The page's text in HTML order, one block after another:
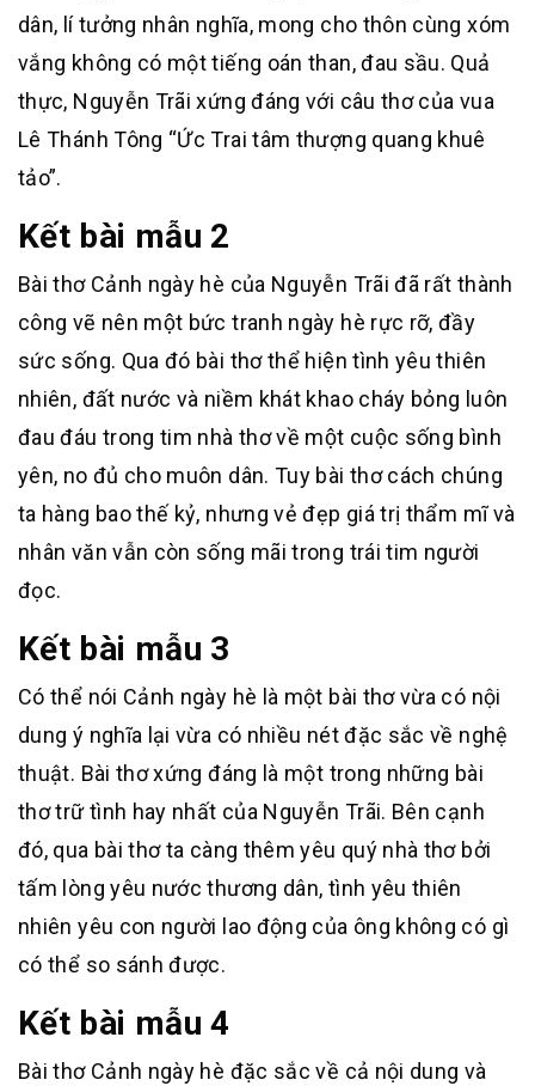
dân, lí tưởng nhân nghĩa, mong cho thôn cùng xóm
vắng không có một tiếng oán than, đau sầu. Quả
thực, Nguyễn Trãi xứng đáng với câu thơ của vua
Lê Thánh Tông “Ức Trai tâm thượng quang khuê
tảo”.
Kết bài mẫu 2
Bài thơ Cảnh ngày hè của Nguyễn Trãi đã rất thành
công vẽ nên một bức tranh ngày hè rực rỡ, đầy
sức sống. Qua đó bài thơ thể hiện tình yêu thiên
nhiên, đất nước và niềm khát khao cháy bỏng luôn
đau đáu trong tim nhà thơ về một cuộc sống bình
yên, no đủ cho muôn dân. Tuy bài thơ cách chúng
ta hàng bao thế kỷ, nhưng vẻ đẹp giá trị thẩm mĩ và
nhân văn vẫn còn sống mãi trong trái tim người
đọc.
Kết bài mẫu 3
Có thể nói Cảnh ngày hè là một bài thơ vừa có nội
dung ý nghĩa lại vừa có nhiều nét đặc sắc về nghệ
thuật. Bài thơ xứng đáng là một trong những bài
thơ trữ tình hay nhất của Nguyễn Trãi. Bên cạnh
đó, qua bài thơ ta càng thêm yêu quý nhà thơ bởi
tấm lòng yêu nước thương dân, tình yêu thiên
nhiên yêu con người lao động của ông không có gì
có thể so sánh được.
Kết bài mẫu 4
Bài thơ Cảnh ngày hè đặc sắc về cả nội dung và